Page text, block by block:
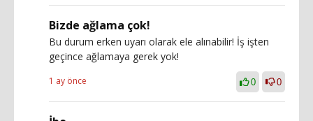
Bizde ağlama çok!
Bu durum erken uyarı olarak ele alınabilir! İş işten
geçince ağlamaya gerek yok!
1 ay önce 0 0